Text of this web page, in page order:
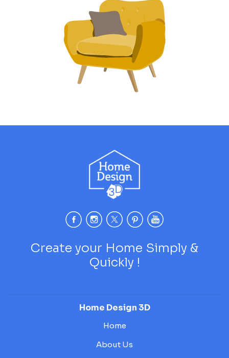
Create your Home Simply &
Quickly !
Home Design 3D
Home
About Us